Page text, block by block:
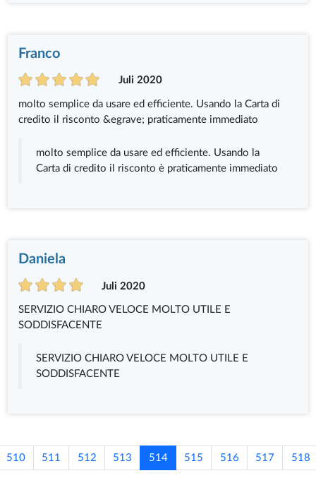
Franco
Juli 2020
molto semplice da usare ed efficiente. Usando la Carta di
credito il risconto &egrave; praticamente immediato
molto semplice da usare ed efficiente. Usando la
Carta di credito il risconto è praticamente immediato
Daniela
Juli 2020
SERVIZIO CHIARO VELOCE MOLTO UTILE E
SODDISFACENTE
SERVIZIO CHIARO VELOCE MOLTO UTILE E
SODDISFACENTE
510 511 512 513 514 515 516 517 518